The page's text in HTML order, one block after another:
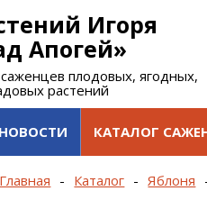
Игоря
Апогей»
плодовых, ягодных,
растений
НОВОСТИ КАТАЛОГ
Главная - Каталог - Яблоня